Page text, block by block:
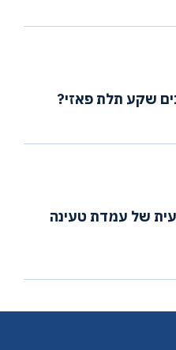
שקע תלת פאזי?
של עמדת טעינה